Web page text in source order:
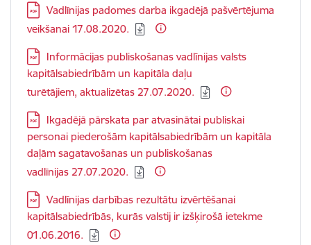
Lejupielādēt:
Vadlīnijas padomes darba ikgadējā pašvērtējuma
veikšanai 17.08.2020.
Lejupielādēt:
Informācijas publiskošanas vadlīnijas valsts
kapitālsabiedrībām un kapitāla daļu
turētājiem, aktualizētas 27.07.2020.
Lejupielādēt:
Ikgadējā pārskata par atvasinātai publiskai
personai piederošām kapitālsabiedrībām un kapitāla
daļām sagatavošanas un publiskošanas
vadlīnijas 27.07.2020.
Lejupielādēt:
Vadlīnijas darbības rezultātu izvērtēšanai
kapitālsabiedrībās, kurās valstij ir izšķirošā ietekme
01.06.2016.